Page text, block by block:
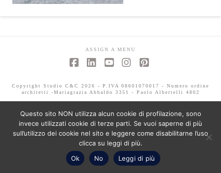
ASSIGN A MENU
Copyright Studio C&C 2026 - P.IVA 08601070017 - Numero ordine
architetti -Mariagrazia Abbaldo 3351 - Paolo Albertelli 4802
Questo sito NON utilizza alcun cookie di profilazione, sono
invece utilizzati cookie di terze parti. Se vuoi saperne di più
sull’utilizzo dei cookie nel sito e leggere come disabilitarne l’uso
clicca su leggi di più.
Ok
No Leggi di più